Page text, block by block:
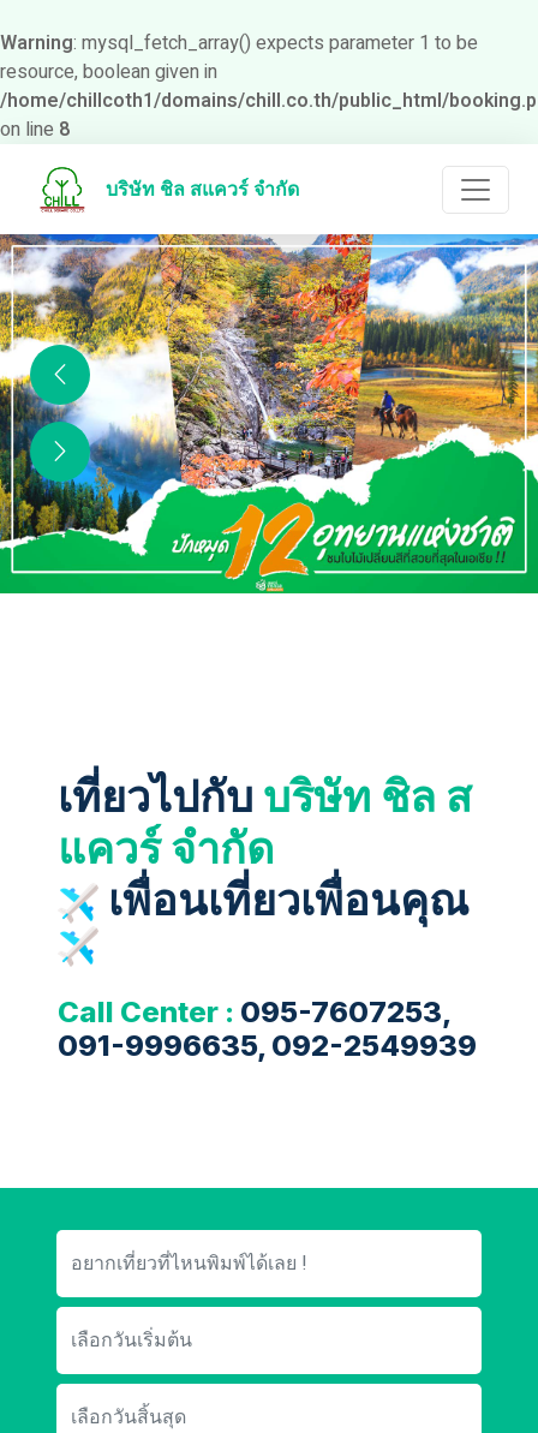
Warning: mysql_fetch_array() expects parameter 1 to be
resource, boolean given in
/home/chillcoth1/domains/chill.co.th/public_html/
on line 8
บริษัท ชิล สแควร์ จำกัด
เที่ยวไปกับ บริษัท ชิล ส
แควร์ จำกัด
เพื่อนเที่ยวเพื่อนคุณ
Call Center : 095-7607253,
091-9996635, 092-2549939